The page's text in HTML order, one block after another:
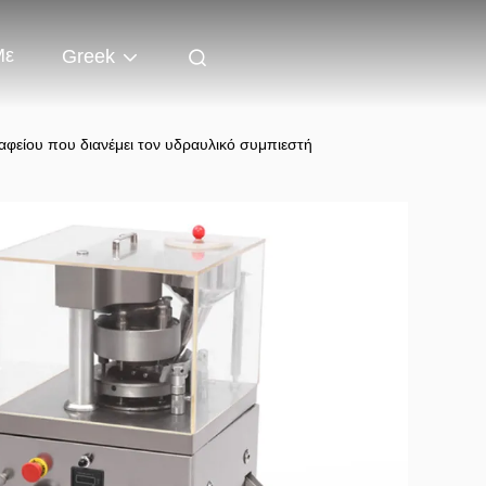
Greek
που διανέμει τον υδραυλικό συμπιεστή